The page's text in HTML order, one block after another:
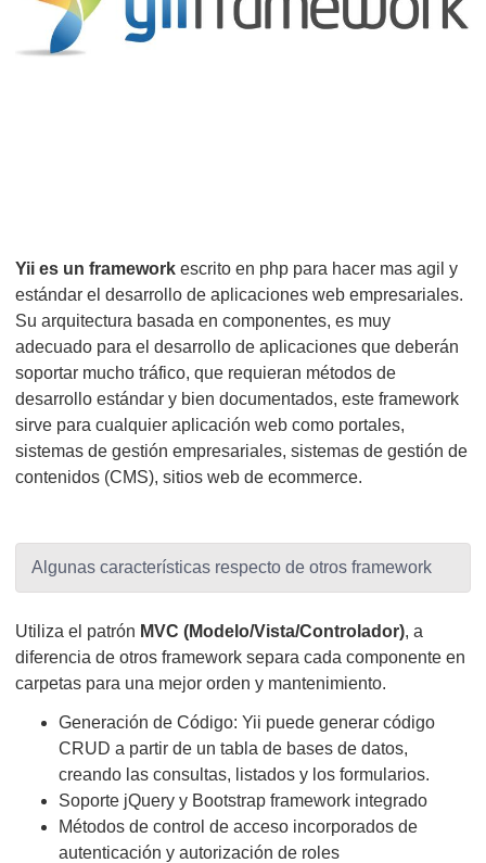
Yii es un framework escrito en php para hacer mas agil y
estándar el desarrollo de aplicaciones web empresariales.
Su arquitectura basada en componentes, es muy
adecuado para el desarrollo de aplicaciones que deberán
soportar mucho tráfico, que requieran métodos de
desarrollo estándar y bien documentados, este framework
sirve para cualquier aplicación web como portales,
sistemas de gestión empresariales, sistemas de gestión de
contenidos (CMS), sitios web de ecommerce.
Algunas características respecto de otros framework
Utiliza el patrón MVC (Modelo/Vista/Controlador), a
diferencia de otros framework separa cada componente en
carpetas para una mejor orden y mantenimiento.
Generación de Código: Yii puede generar código
CRUD a partir de un tabla de bases de datos,
creando las consultas, listados y los formularios.
Soporte jQuery y Bootstrap framework integrado
Métodos de control de acceso incorporados de
autenticación y autorización de roles